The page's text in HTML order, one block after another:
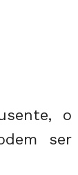
o
ser